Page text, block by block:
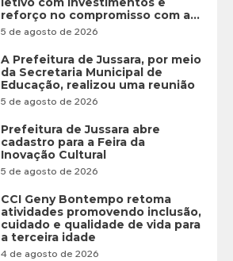
reforço no compromisso com a
educação
5 de agosto de 2026
A Prefeitura de Jussara, por meio
da Secretaria Municipal de
Educação, realizou uma reunião
5 de agosto de 2026
Prefeitura de Jussara abre
cadastro para a Feira da
Inovação Cultural
5 de agosto de 2026
CCI Geny Bontempo retoma
atividades promovendo inclusão,
cuidado e qualidade de vida para
a terceira idade
4 de agosto de 2026